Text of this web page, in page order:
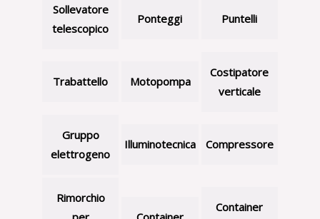
Sollevatore
telescopico
Ponteggi Puntelli
Trabattello Motopompa
Costipatore
verticale
Gruppo
elettrogeno
Illuminotecnica Compressore
Rimorchio
Container